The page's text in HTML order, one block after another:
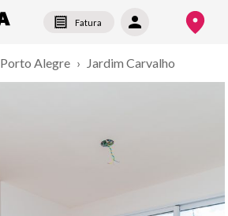
Fatura
Porto Alegre › Jardim Carvalho